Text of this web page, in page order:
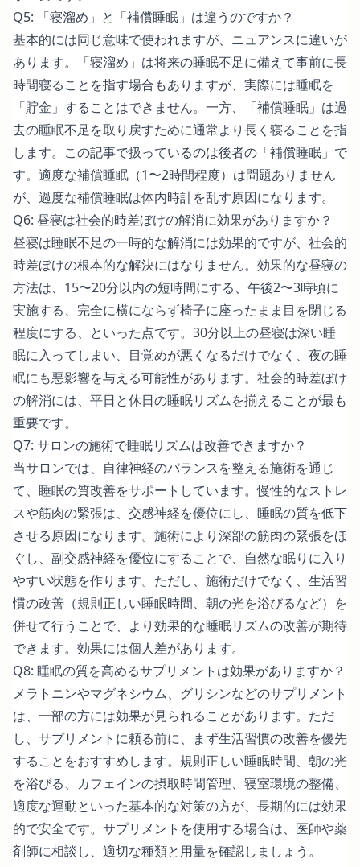
Q5: 「寝溜め」と「補償睡眠」は違うのですか？
基本的には同じ意味で使われますが、ニュアンスに違いが
あります。「寝溜め」は将来の睡眠不足に備えて事前に長
時間寝ることを指す場合もありますが、実際には睡眠を
「貯金」することはできません。一方、「補償睡眠」は過
去の睡眠不足を取り戻すために通常より長く寝ることを指
します。この記事で扱っているのは後者の「補償睡眠」で
す。適度な補償睡眠（1〜2時間程度）は問題ありません
が、過度な補償睡眠は体内時計を乱す原因になります。
Q6: 昼寝は社会的時差ぼけの解消に効果がありますか？
昼寝は睡眠不足の一時的な解消には効果的ですが、社会的
時差ぼけの根本的な解決にはなりません。効果的な昼寝の
方法は、15〜20分以内の短時間にする、午後2〜3時頃に
実施する、完全に横にならず椅子に座ったまま目を閉じる
程度にする、といった点です。30分以上の昼寝は深い睡
眠に入ってしまい、目覚めが悪くなるだけでなく、夜の睡
眠にも悪影響を与える可能性があります。社会的時差ぼけ
の解消には、平日と休日の睡眠リズムを揃えることが最も
重要です。
Q7: サロンの施術で睡眠リズムは改善できますか？
当サロンでは、自律神経のバランスを整える施術を通じ
て、睡眠の質改善をサポートしています。慢性的なストレ
スや筋肉の緊張は、交感神経を優位にし、睡眠の質を低下
させる原因になります。施術により深部の筋肉の緊張をほ
ぐし、副交感神経を優位にすることで、自然な眠りに入り
やすい状態を作ります。ただし、施術だけでなく、生活習
慣の改善（規則正しい睡眠時間、朝の光を浴びるなど）を
併せて行うことで、より効果的な睡眠リズムの改善が期待
できます。効果には個人差があります。
Q8: 睡眠の質を高めるサプリメントは効果がありますか？
メラトニンやマグネシウム、グリシンなどのサプリメント
は、一部の方には効果が見られることがあります。ただ
し、サプリメントに頼る前に、まず生活習慣の改善を優先
することをおすすめします。規則正しい睡眠時間、朝の光
を浴びる、カフェインの摂取時間管理、寝室環境の整備、
適度な運動といった基本的な対策の方が、長期的には効果
的で安全です。サプリメントを使用する場合は、医師や薬
剤師に相談し、適切な種類と用量を確認しましょう。